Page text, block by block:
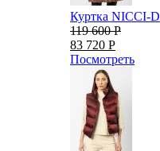
Куртка NICCI-D
119 600 Р
83 720 Р
Посмотреть